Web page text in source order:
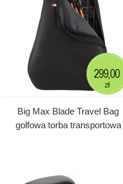
Big Max Blade Travel Bag
golfowa torba transportowa
299,00
zł